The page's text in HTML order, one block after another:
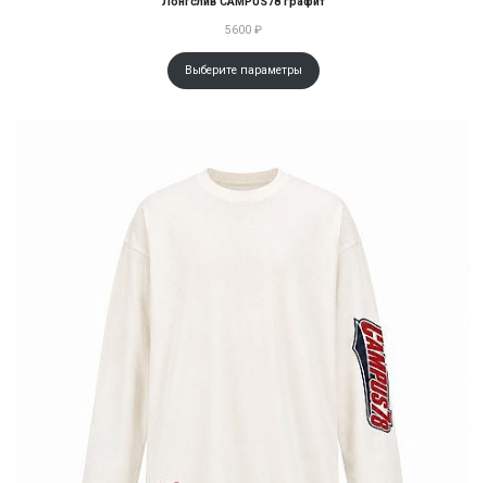
5600 ₽
Выберите параметры